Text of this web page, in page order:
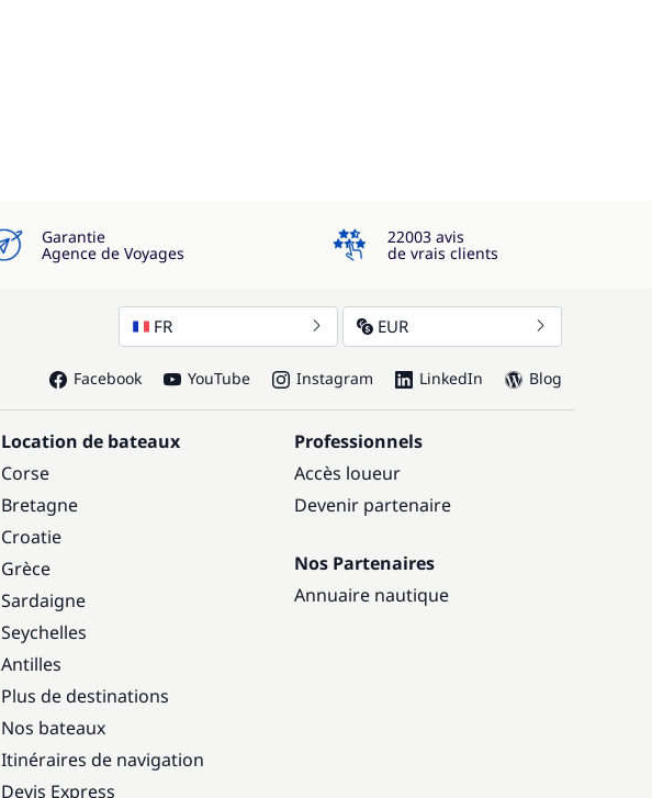
Garantie
Agence de Voyages
4.3
22003 avis
de vrais clients
FR EUR
Facebook YouTube Instagram LinkedIn Blog
Location de bateaux
Corse
Bretagne
Croatie
Grèce
Sardaigne
Seychelles
Antilles
Plus de destinations
Nos bateaux
Itinéraires de navigation
Devis Express
Professionnels
Accès loueur
Devenir partenaire
Nos Partenaires
Annuaire nautique